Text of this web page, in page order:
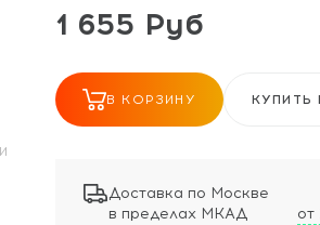
1 655 Руб
В КОРЗИНУ КУПИТЬ
Доставка по Москве
в пределах МКАД